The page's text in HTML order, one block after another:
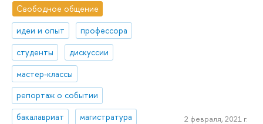
Свободное общение
идеи и опыт
профессора
студенты
дискуссии
мастер-классы
репортаж о событии
бакалавриат
магистратура 2 февраля, 2021 г.